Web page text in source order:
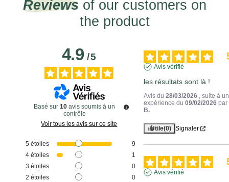
Reviews of our customers on
the product
4.9/5
Basé sur10 avis soumis à un
contrôle
Voir tous les avis sur ce site
5 étoiles
9
4 étoiles
1
3 étoiles
0
2 étoiles
0
Avis vérifié
les résultats sont là !
Avis du28/03/2026 , suite à
expérience du09/02/2026 par
B.
Utile(0) Signaler
Avis vérifié